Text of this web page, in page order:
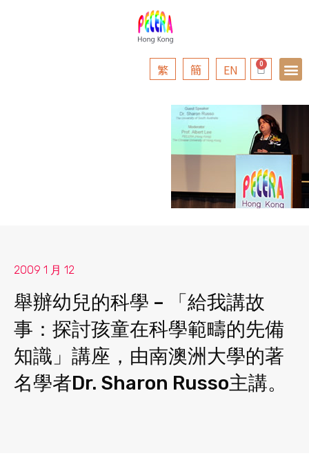
繁 簡 EN
2009 1 月 12
舉辦幼兒的科學 – 「給我講故
事：探討孩童在科學範疇的先備
知識」講座，由南澳洲大學的著
名學者Dr. Sharon Russo主講。